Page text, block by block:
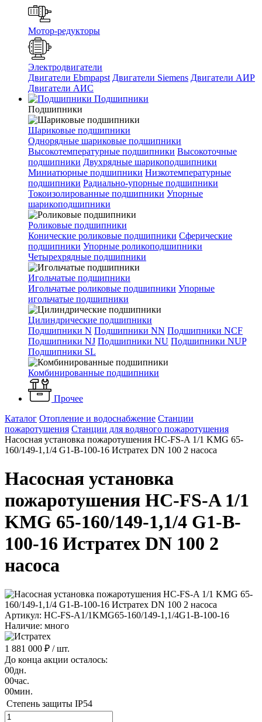
Мотор-редукторы
Электродвигатели
Двигатели Ebmpapst Двигатели Siemens Двигатели АИР
Двигатели АИС
Подшипники
Подшипники
Шариковые подшипники
Однорядные шариковые подшипники
Высокотемпературные подшипники Высокоточные
подшипники Двухрядные шарикоподшипники
Миниатюрные подшипники Низкотемпературные
подшипники Радиально-упорные подшипники
Токоизолированные подшипники Упорные
шарикоподшипники
Роликовые подшипники
Конические роликовые подшипники Сферические
подшипники Упорные роликоподшипники
Четырехрядные подшипники
Игольчатые подшипники
Игольчатые роликовые подшипники Упорные
игольчатые подшипники
Цилиндрические подшипники
Подшипники N Подшипники NN Подшипники NCF
Подшипники NJ Подшипники NU Подшипники NUP
Подшипники SL
Комбинированные подшипники
Прочее
Каталог Отопление и водоснабжение Станции
пожаротушения Станции для водяного пожаротушения
Насосная установка пожаротушения HC-FS-A 1/1 KMG 65-
160/149-1,1/4 G1-B-100-16 Истратех DN 100 2 насоса
Насосная установка
пожаротушения HC-FS-A 1/1
KMG 65-160/149-1,1/4 G1-B-
100-16 Истратех DN 100 2
насоса
Артикул: HC-FS-A1/1KMG65-160/149-1,1/4G1-B-100-16
Наличие: много
1 881 000 ₽ / шт.
До конца акции осталось:
00дн.
00час.
00мин.
Степень защиты IP54